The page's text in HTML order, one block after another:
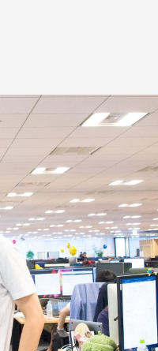
ジニアリング
ジニアリング
ポレートエンジニアリング
ュリティエンジニアリング